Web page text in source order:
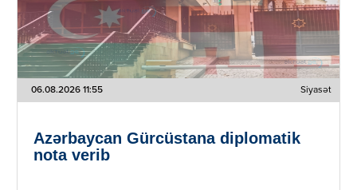
06.08.2026 11:55 Siyasət
Azərbaycan Gürcüstana diplomatik
nota verib